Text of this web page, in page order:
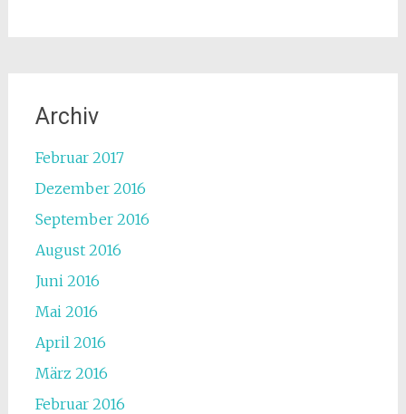
Archiv
Februar 2017
Dezember 2016
September 2016
August 2016
Juni 2016
Mai 2016
April 2016
März 2016
Februar 2016